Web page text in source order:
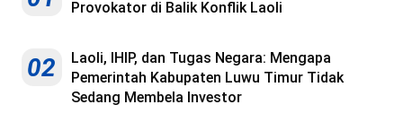
Provokator di Balik Konflik Laoli
02
Laoli, IHIP, dan Tugas Negara: Mengapa
Pemerintah Kabupaten Luwu Timur Tidak
Sedang Membela Investor